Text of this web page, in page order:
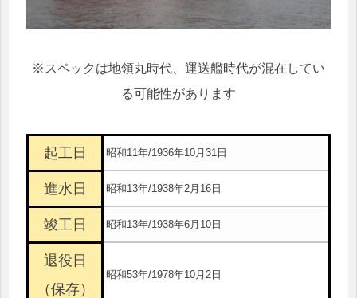
※スペックは地領丸時代、運送艦時代が混在してい
る可能性があります
起工日 昭和11年/1936年10月31日
進水日 昭和13年/1938年2月16日
竣工日 昭和13年/1938年6月10日
退役日
（保存）
昭和53年/1978年10月2日